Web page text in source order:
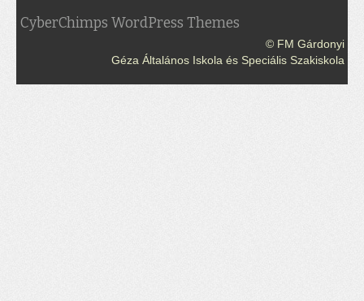
CyberChimps WordPress Themes
© FM Gárdonyi
Géza Általános Iskola és Speciális Szakiskola